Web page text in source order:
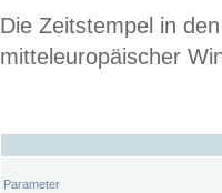
Die Zeitstempel in
mitteleuropäischer
Parameter